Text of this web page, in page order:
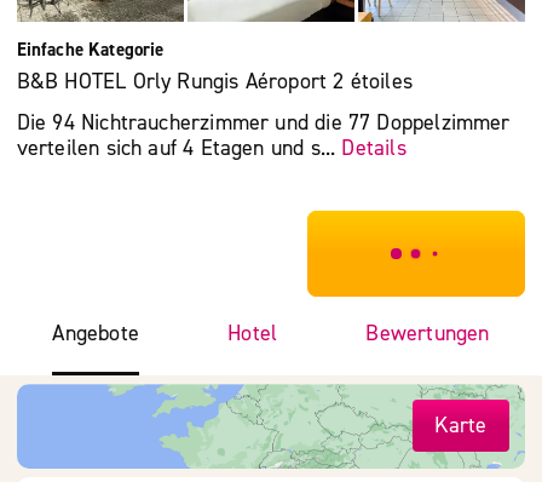
Einfache Kategorie
B&B HOTEL Orly Rungis Aéroport 2 étoiles
Die 94 Nichtraucherzimmer und die 77 Doppelzimmer
verteilen sich auf 4 Etagen und s... Details
***************
Angebote Hotel Bewertungen
Karte